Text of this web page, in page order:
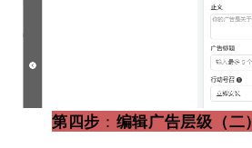
第四步 ： 编辑广告层级（二）